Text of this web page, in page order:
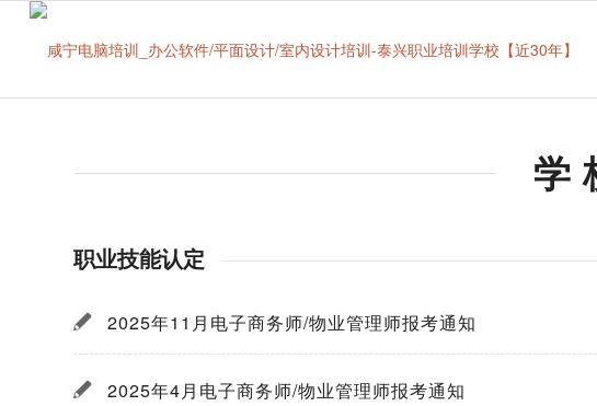
学
职业技能认定
2025年11月电子商务师/物业管理师报考通知
2025年4月电子商务师/物业管理师报考通知